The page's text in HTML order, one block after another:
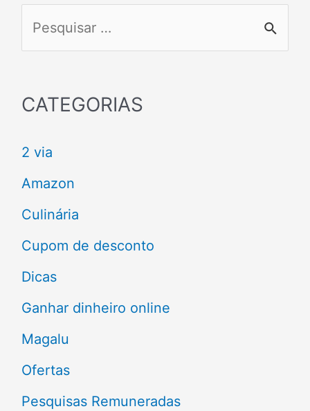
q
i
s
a
r
:
CATEGORIAS
2 via
Amazon
Culinária
Cupom de desconto
Dicas
Ganhar dinheiro online
Magalu
Ofertas
Pesquisas Remuneradas